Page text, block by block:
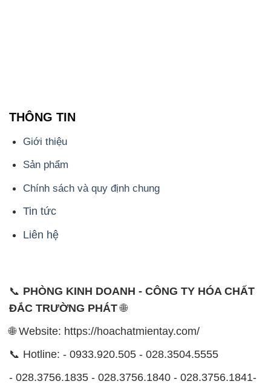
THÔNG TIN
Giới thiệu
Sản phẩm
Chính sách và quy định chung
Tin tức
Liên hệ
📞 PHÒNG KINH DOANH - CÔNG TY HÓA CHẤT
ĐẮC TRƯỜNG PHÁT🌐
🌐 Website: https://hoachatmientay.com/
📞 Hotline: - 0933.920.505 - 028.3504.5555
- 028.3756.1835 - 028.3756.1840 - 028.3756.1841-